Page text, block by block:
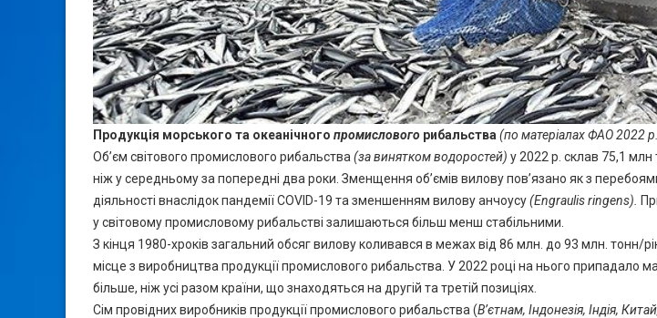
П родукція морського та океанічного промислового рибальства (по матеріалах ФАО 2022
Об’єм світового промислового рибальства (за виняткомводоростей) у 2022 р. склав 75,1
ніж у середньому за попередні два роки. Зменщення об’ємів вилову пов’язано як з
діяльності внаслідок пандемії COVID-19 та зменшенням вилову анчоусу(Engraulis ringens).
у світовому промисловому рибальстві залишаються більш менш стабільними.
З кінця 1980-хроків загальний обсяг вилову коливався в межах від 86 млн. до 93 млн. тонн/
місце з виробництва продукції промислового рибальства. У 2022 році на нього припадало
більше, ніж усі разом країни, що знаходяться на другій та третій позиціях.
Сім провідних виробників продукції промислового рибальства (В’єтнам, Індонезія, Індія,